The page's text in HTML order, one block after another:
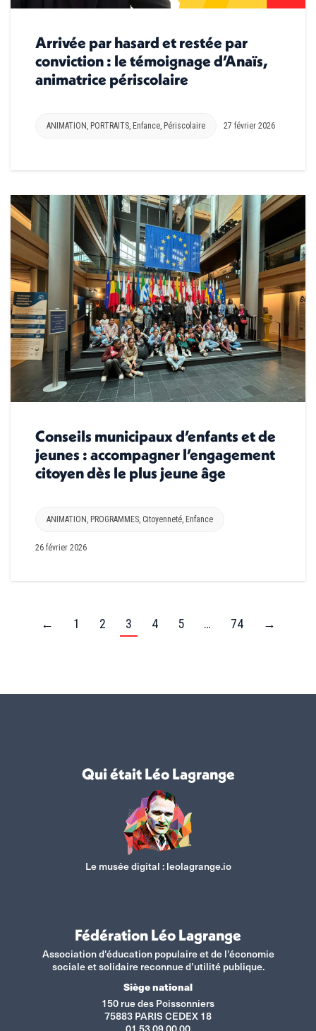
Arrivée par hasard et restée par
conviction : le témoignage d’Anaïs,
animatrice périscolaire
ANIMATION , PORTRAITS, Enfance, Périscolaire 27 février 2026
Conseils municipaux d’enfants et de
jeunes : accompagner l’engagement
citoyen dès le plus jeune âge
ANIMATION PROGRAMMES Citoyenneté Enfance
26 février 2026
← 1 2 3 4 5 … 74 →
Qui était Léo Lagrange
Le musée digital :leolagrange.io
Fédération Léo Lagrange
Association d'éducation populaire et de l'économie
sociale et solidaire reconnue d’utilité publique.
Siège national
150 rue des Poissonniers
75883 PARIS CEDEX 18